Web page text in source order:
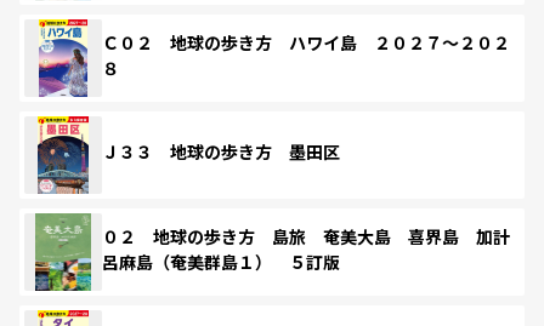
Ｃ０２ 地球の歩き方 ハワイ島 ２０２７～２０２
８
Ｊ３３ 地球の歩き方 墨田区
０２ 地球の歩き方 島旅 奄美大島 喜界島 加計
呂麻島（奄美群島１） ５訂版